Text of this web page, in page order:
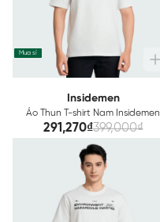
Mua sỉ
Insidemen
Áo Thun T-shirt Nam Insidemen
Cotton ITS011AZ
291,270₫399,000₫